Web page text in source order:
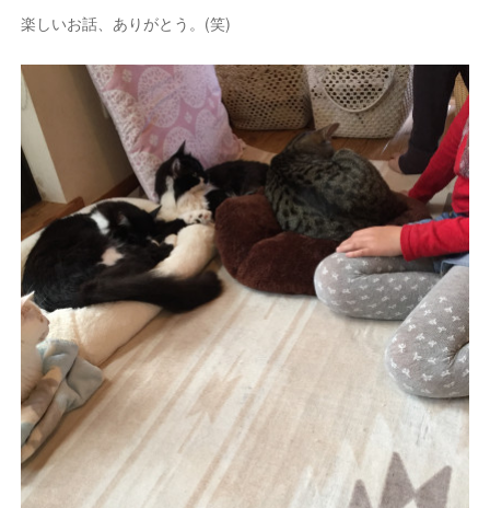
楽しいお話、ありがとう。(笑)